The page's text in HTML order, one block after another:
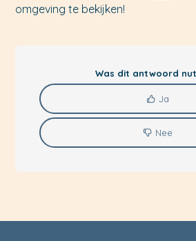
omgeving te bekijken!
Was dit antwoord
Ja
Nee